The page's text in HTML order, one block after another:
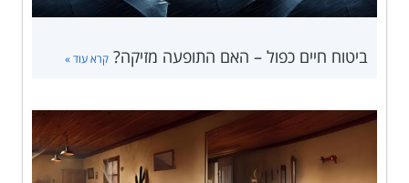
ביטוח חיים כפול – האם התופעה מזיקה? קרא עוד »